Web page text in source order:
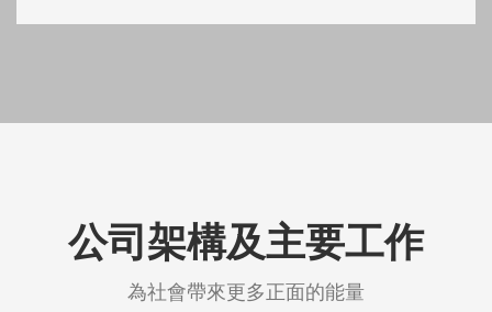
公司架構及主要工作
為社會帶來更多正面的能量